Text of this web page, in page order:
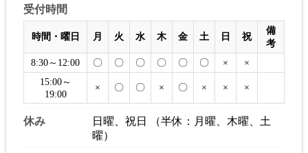
受付時間
時間・曜日 月 火 水 木 金 土 日 祝
備
考
8:30～12:00
〇 〇 〇 〇 〇 〇 ×
×
15:00～
19:00
× 〇 〇 × 〇 × × ×
休み
日曜、祝日 （半休：月曜、木曜、土
曜）